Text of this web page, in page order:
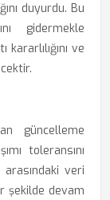
duyurdu. Bu
gidermekle
ve
güncelleme
toleransını
veri
şekilde devam